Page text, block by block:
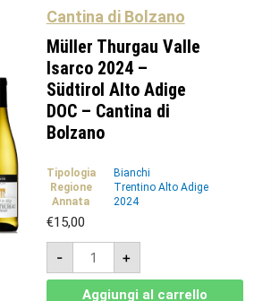
Cantina di Bolzano
Müller Thurgau Valle
Isarco 2024 –
Südtirol Alto Adige
DOC – Cantina di
Bolzano
Tipologia
Bianchi
Regione
Trentino Alto Adige
Annata
2024
€15,00
-
Müller
Thurgau
Valle
Isarco
+
Aggiungi al carrello